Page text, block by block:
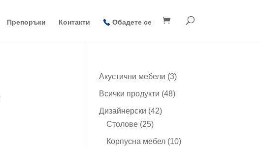
Препоръки Контакти Обадете се
Акустични мебели 33
продукта
Всички продукти 4848
Дизайнерски 4242
Столове 2525
продукта
Корпусна мебел 1010